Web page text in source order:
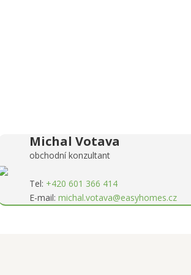
Michal Votava
obchodní konzultant
Tel: +420 601 366 414
E-mail: michal.votava@easyhomes.cz